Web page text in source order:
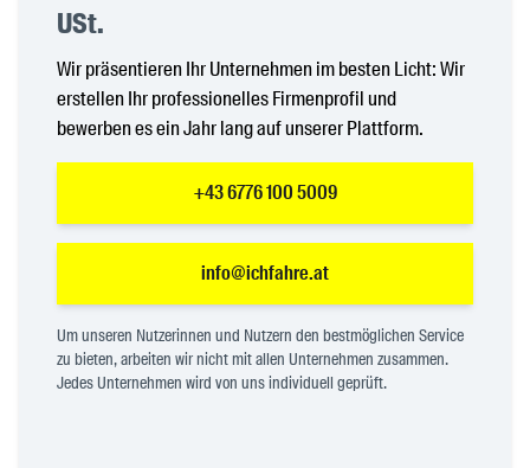
USt.
Wir präsentieren Ihr Unternehmen im besten Licht: Wir
erstellen Ihr professionelles Firmenprofil und
bewerben es ein Jahr lang auf unserer Plattform.
+43 6776 100 5009
info@ichfahre.at
Um unseren Nutzerinnen und Nutzern den bestmöglichen Service
zu bieten, arbeiten wir nicht mit allen Unternehmen zusammen.
Jedes Unternehmen wird von uns individuell geprüft.